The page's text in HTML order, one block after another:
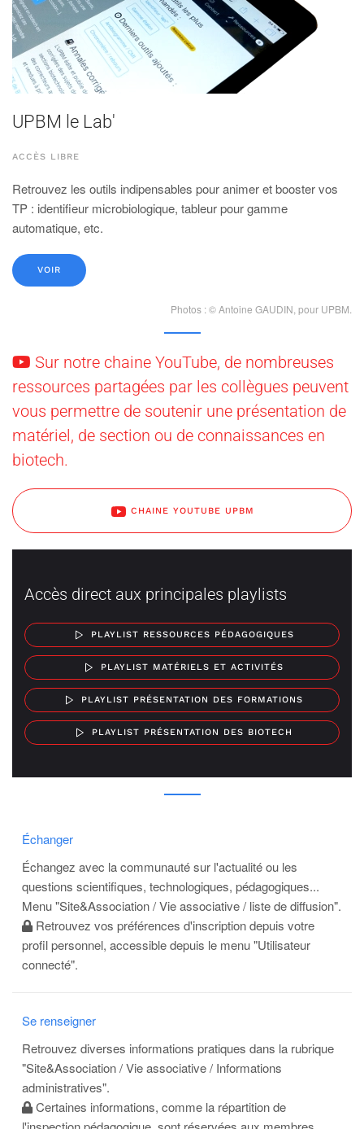
UPBM le Lab'
ACCÈS LIBRE
Retrouvez les outils indipensables pour animer et booster vos
TP : identifieur microbiologique, tableur pour gamme
automatique, etc.
VOIR
Photos : © Antoine GAUDIN, pour UPBM.
Sur notre chaine YouTube, de nombreuses
ressources partagées par les collègues peuvent
vous permettre de soutenir une présentation de
matériel, de section ou de connaissances en
biotech.
CHAINE YOUTUBE UPBM
Accès direct aux principales playlists
PLAYLIST RESSOURCES PÉDAGOGIQUES
PLAYLIST MATÉRIELS ET ACTIVITÉS
PLAYLIST PRÉSENTATION DES FORMATIONS
PLAYLIST PRÉSENTATION DES BIOTECH
Échanger
Échangez avec la communauté sur l'actualité ou les
questions scientifiques, technologiques, pédagogiques...
Menu "Site&Association / Vie associative / liste de diffusion".
Retrouvez vos préférences d'inscription depuis votre
profil personnel, accessible depuis le menu "Utilisateur
connecté".
Se renseigner
Retrouvez diverses informations pratiques dans la rubrique
"Site&Association / Vie associative / Informations
administratives".
Certaines informations, comme la répartition de